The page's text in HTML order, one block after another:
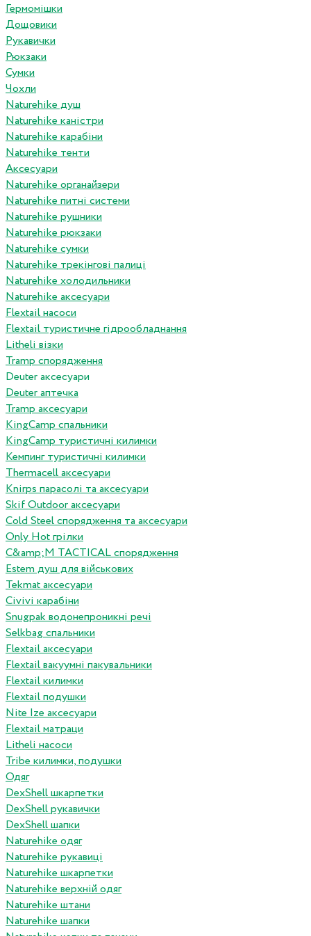
Гермомішки
Дощовики
Рукавички
Рюкзаки
Сумки
Чохли
Naturehike душ
Naturehike каністри
Naturehike карабіни
Naturehike тенти
Аксесуари
Naturehike органайзери
Naturehike питні системи
Naturehike рушники
Naturehike рюкзаки
Naturehike сумки
Naturehike трекінгові палиці
Naturehike холодильники
Naturehike аксесуари
Flextail насоси
Flextail туристичне гідрообладнання
Litheli візки
Tramp спорядження
Deuter аксесуари
Deuter аптечка
Tramp аксесуари
KingCamp спальники
KingCamp туристичні килимки
Кемпинг туристичні килимки
Thermacell аксесуари
Knirps парасолі та аксесуари
Skif Outdoor аксесуари
Cold Steel спорядження та аксесуари
Only Hot грілки
C&amp;M TACTICAL спорядження
Estem душ для військових
Tekmat аксесуари
Сivivi карабіни
Snugpak водонепроникні речі
Selkbag спальники
Flextail аксесуари
Flextail вакуумні пакувальники
Flextail килимки
Flextail подушки
Nite Ize аксесуари
Flextail матраци
Litheli насоси
Tribe килимки, подушки
Одяг
DexShell шкарпетки
DexShell рукавички
DexShell шапки
Naturehike одяг
Naturehike рукавиці
Naturehike шкарпетки
Naturehike верхній одяг
Naturehike штани
Naturehike шапки